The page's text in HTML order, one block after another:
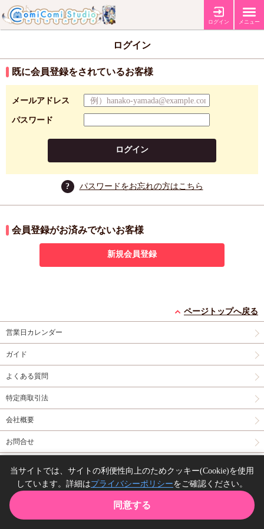
ログイン メニュー
ログイン
既に会員登録をされているお客様
メールアドレス
パスワード
ログイン
? パスワードをお忘れの方はこちら
会員登録がお済みでないお客様
新規会員登録
ページトップへ戻る
営業日カレンダー
ガイド
よくある質問
特定商取引法
会社概要
お問合せ
Copyright(C) comicomi studio. All right reserved.
当サイトでは、サイトの利便性向上のためクッキー(Cookie)を使用
しています。詳細はプライバシーポリシーをご確認ください。
同意する